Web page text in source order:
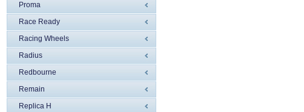
Proma
Race Ready
Racing Wheels
Radius
Redbourne
Remain
Replica H